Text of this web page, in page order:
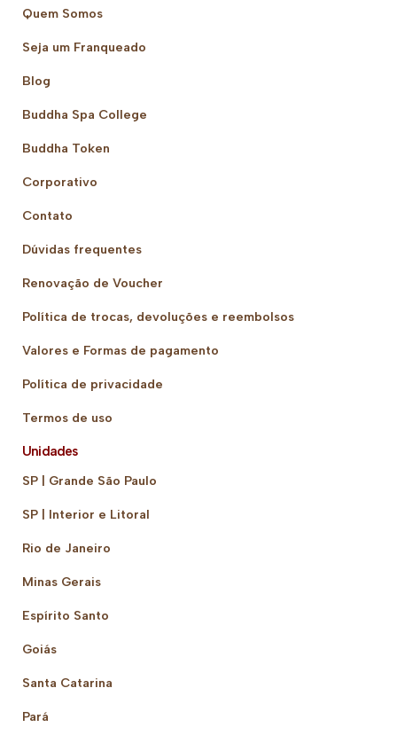
Quem Somos
Seja um Franqueado
Blog
Buddha Spa College
Buddha Token
Corporativo
Contato
Dúvidas frequentes
Renovação de Voucher
Política de trocas, devoluções e reembolsos
Valores e Formas de pagamento
Política de privacidade
Termos de uso
Unidades
SP | Grande São Paulo
SP | Interior e Litoral
Rio de Janeiro
Minas Gerais
Espírito Santo
Goiás
Santa Catarina
Pará